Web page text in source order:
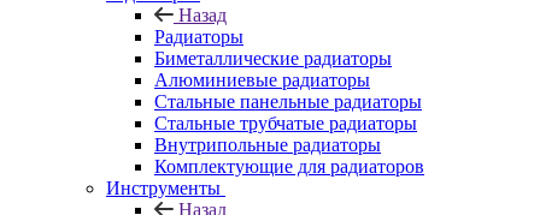
Назад
Радиаторы
Биметаллические радиаторы
Алюминиевые радиаторы
Стальные панельные радиаторы
Стальные трубчатые радиаторы
Внутрипольные радиаторы
Комплектующие для радиаторов
Инструменты
Назад